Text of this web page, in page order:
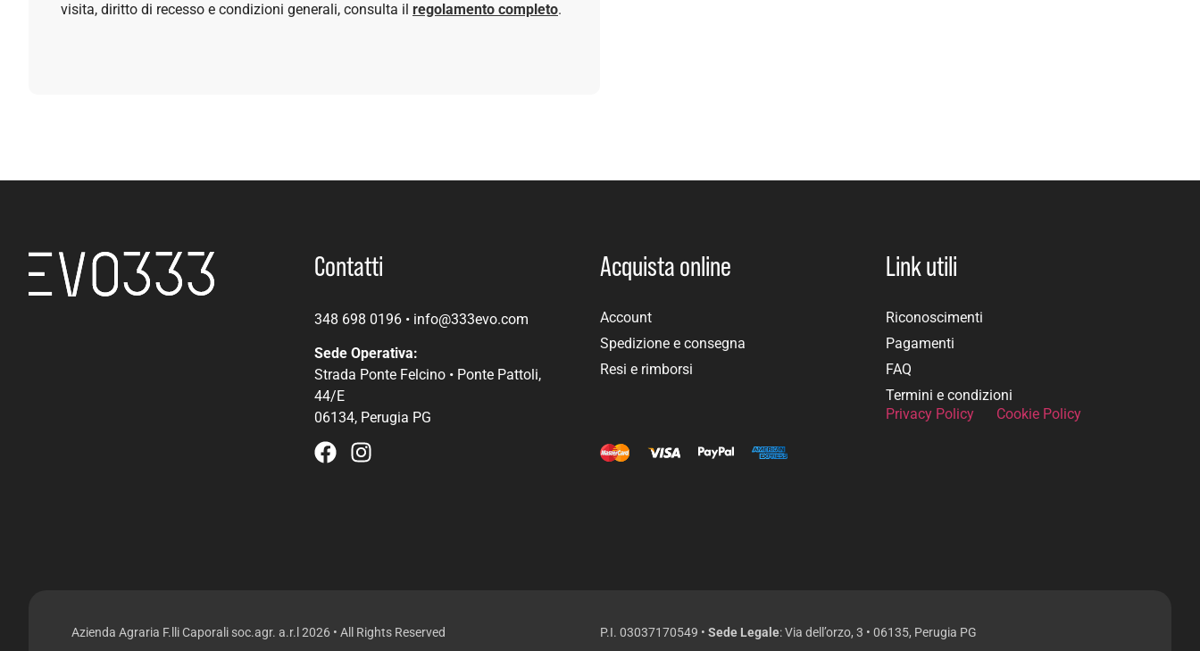
visita, diritto di recesso e condizioni generali, consulta il regolamento completo.
Contatti
348 698 0196 • info@333evo.com
Sede Operativa:
Strada Ponte Felcino • Ponte Pattoli,
44/E
06134, Perugia PG
Acquista online
Account
Spedizione e consegna
Resi e rimborsi
Link utili
Riconoscimenti
Pagamenti
FAQ
Termini e condizioni
Privacy Policy
Cookie Policy
Azienda Agraria F.lli Caporali soc.agr. a.r.l 2026 • All Rights Reserved P.I. 03037170549 • Sede Legale: Via dell’orzo, 3 • 06135, Perugia PG